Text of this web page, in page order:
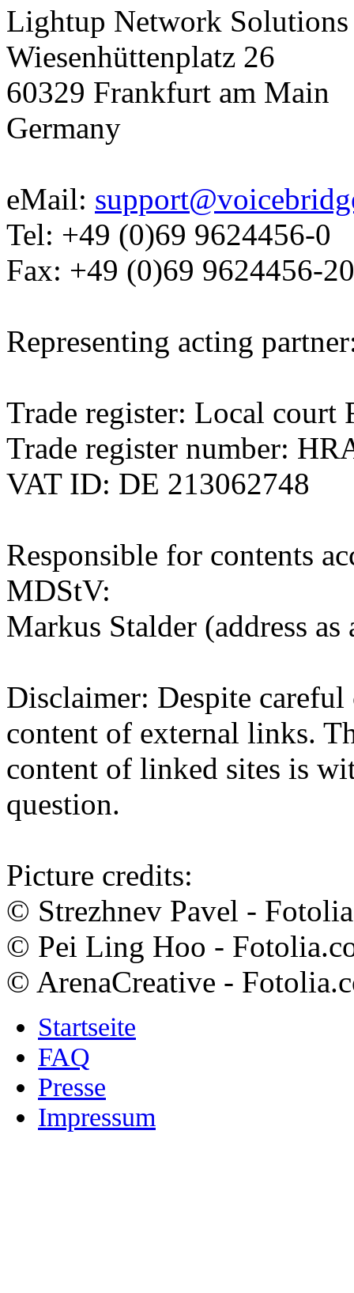
Lightup Network
Wiesenhüttenplatz 26
60329 Frankfurt am Main
Germany
eMail:
Tel: +49 (0)69 9624456-0
Fax: +49 (0)69 9624456-20
Representing acting
Trade register: Local court
Trade register number:
VAT ID: DE 213062748
Responsible for contents
MDStV:
Markus Stalder (address as
Disclaimer: Despite
content of external links.
content of linked sites is
question.
Picture credits:
© Strezhnev Pavel -
© Pei Ling Hoo -
© ArenaCreative -
Startseite
FAQ
Presse
Impressum